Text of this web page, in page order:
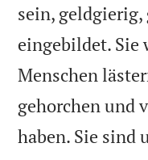
sein,
eingebildet. Sie
Menschen
gehorchen und
haben. Sie sind